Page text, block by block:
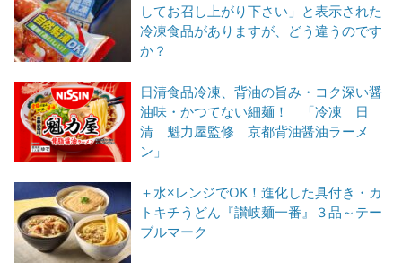
してお召し上がり下さい」と表示された
冷凍食品がありますが、どう違うのです
か？
日清食品冷凍、背油の旨み・コク深い醤
油味・かつてない細麺！ 「冷凍 日
清 魁力屋監修 京都背油醤油ラーメ
ン」
＋水×レンジでOK！進化した具付き・カ
トキチうどん『讃岐麺一番』３品～テー
ブルマーク